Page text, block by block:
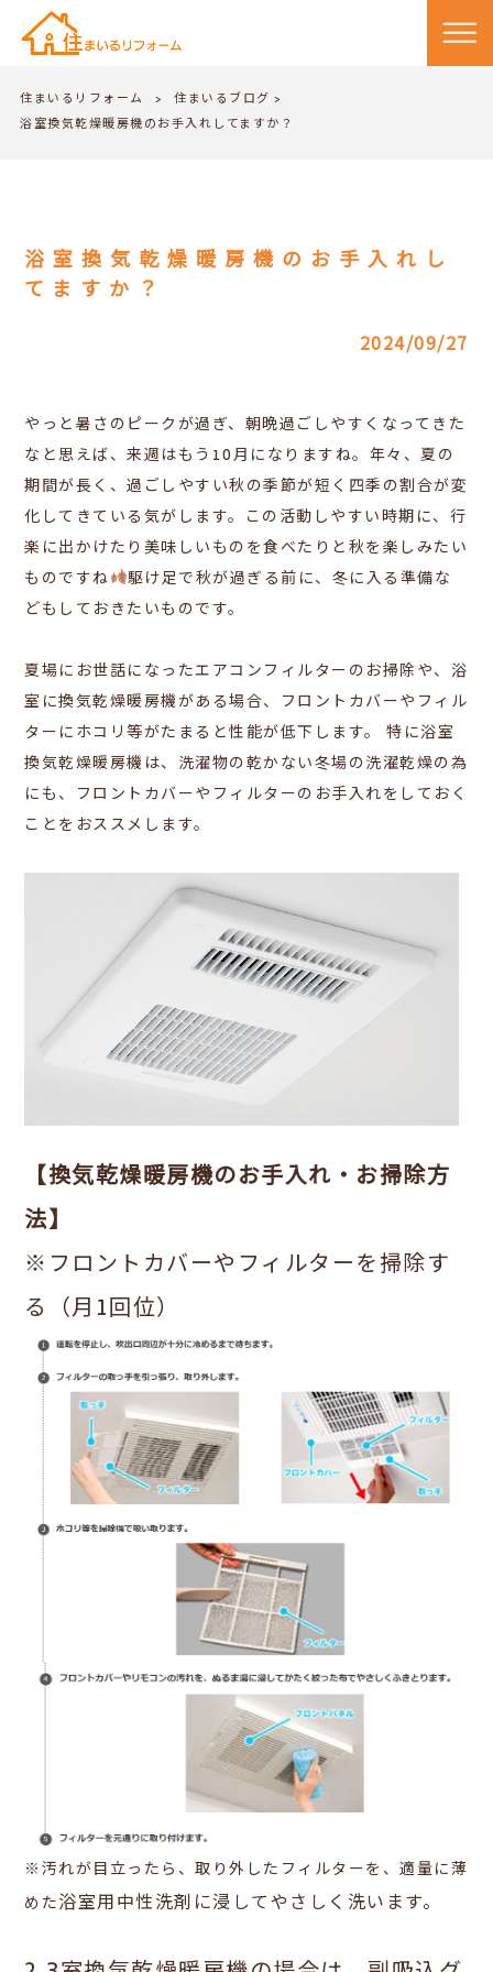
住まいるリフォーム > 住まいるブログ >
浴室換気乾燥暖房機のお手入れしてますか？
浴室換気乾燥暖房機のお手入れし
てますか？
2024/09/27
やっと暑さのピークが過ぎ、朝晩過ごしやすくなってきた
なと思えば、来週はもう10月になりますね。年々、夏の
期間が長く、過ごしやすい秋の季節が短く四季の割合が変
化してきている気がします。この活動しやすい時期に、行
楽に出かけたり美味しいものを食べたりと秋を楽しみたい
ものですね
駆け足で秋が過ぎる前に、冬に入る準備な
どもしておきたいものです。
夏場にお世話になったエアコンフィルターのお掃除や、浴
室に換気乾燥暖房機がある場合、 フロントカバーやフィル
ターにホコリ等がたまると性能が低下します。 特に浴室
換気乾燥暖房機は、 洗濯物の乾かない冬場の洗濯乾燥の為
にも、フロントカバーやフィルターのお手入れをしておく
ことをおススメします。
【換気乾燥暖房機のお手入れ・お掃除方
法】
※フロントカバーやフィルターを掃除す
る（月1回位）
※汚れが目立ったら、取り外したフィルターを、適量に薄
めた浴室用中性洗剤に浸してやさしく洗います。